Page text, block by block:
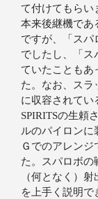
て付けてもらい
本来後継機であ
ですが、「スパ
でしたし、「ス
ていたこともあ
た。なお、スラ
に収容されて
SPIRITSの生頼
ルのパイロンに
Ｇでのアレン
た。スパロボの
（何となく）
を上手く説明で